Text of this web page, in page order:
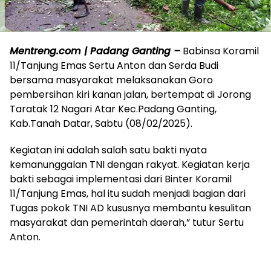
Mentreng.com | Padang Ganting – Babinsa Koramil
11/Tanjung Emas Sertu Anton dan Serda Budi
bersama masyarakat melaksanakan Goro
pembersihan kiri kanan jalan, bertempat di Jorong
Taratak 12 Nagari Atar Kec.Padang Ganting,
Kab.Tanah Datar, Sabtu (08/02/2025).
Kegiatan ini adalah salah satu bakti nyata
kemanunggalan TNI dengan rakyat. Kegiatan kerja
bakti sebagai implementasi dari Binter Koramil
11/Tanjung Emas, hal itu sudah menjadi bagian dari
Tugas pokok TNI AD kususnya membantu kesulitan
masyarakat dan pemerintah daerah,” tutur Sertu
Anton.